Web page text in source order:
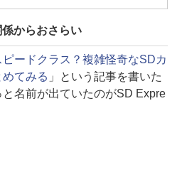
からおさらい
ードクラス？複雑怪奇なSDカ
てみる 」という記事を書いた
名前が出ていたのがSD Expre